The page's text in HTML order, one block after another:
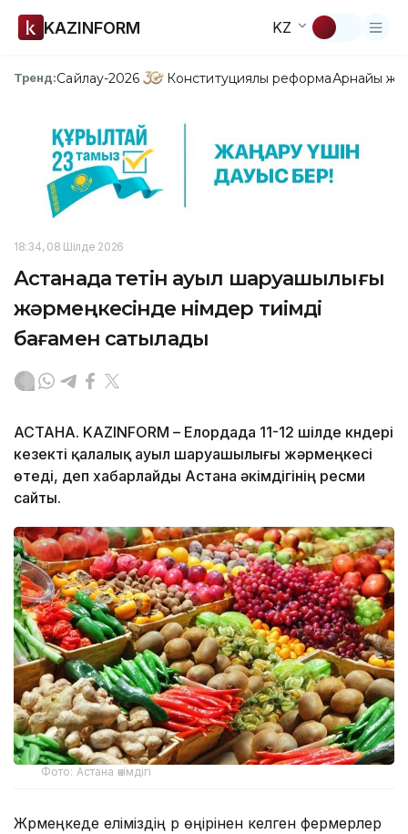
KAZINFORM KZ
Тренд:Сайлау-2026 Конституциялық реформаАрнайы
18:34, 08 Шілде 2026
Астанада өтетін ауыл шаруашылығы
жәрмеңкесінде өнімдер тиімді
бағамен сатылады
АСТАНА. KAZINFORM – Елордада 11-12 шілде күндері
кезекті қалалық ауыл шаруашылығы жәрмеңкесі
өтеді, деп хабарлайды Астана әкімдігінің ресми
сайты.
Фото: Астана әкімдігі
Жәрмеңкеде еліміздің әр өңірінен келген фермерлер